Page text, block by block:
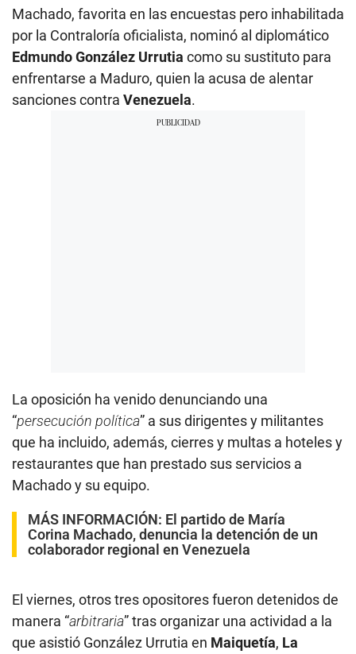
Machado, favorita en las encuestas pero inhabilitada
por la Contraloría oficialista, nominó al diplomático
Edmundo González Urrutia como su sustituto para
enfrentarse a Maduro, quien la acusa de alentar
sanciones contra Venezuela.
La oposición ha venido denunciando una
“persecución política” a sus dirigentes y militantes
que ha incluido, además, cierres y multas a hoteles y
restaurantes que han prestado sus servicios a
Machado y su equipo.
MÁS INFORMACIÓN: El partido de María
Corina Machado, denuncia la detención de un
colaborador regional en Venezuela
El viernes, otros tres opositores fueron detenidos de
manera “arbitraria” tras organizar una actividad a la
que asistió González Urrutia en Maiquetía, La